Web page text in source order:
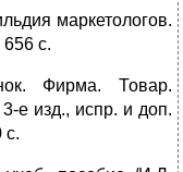
маркетологов.
с.
Фирма. Товар.
е изд., испр. и доп.